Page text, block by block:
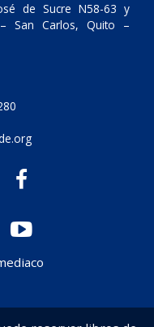
de Sucre N58-63 y
San Carlos, Quito –